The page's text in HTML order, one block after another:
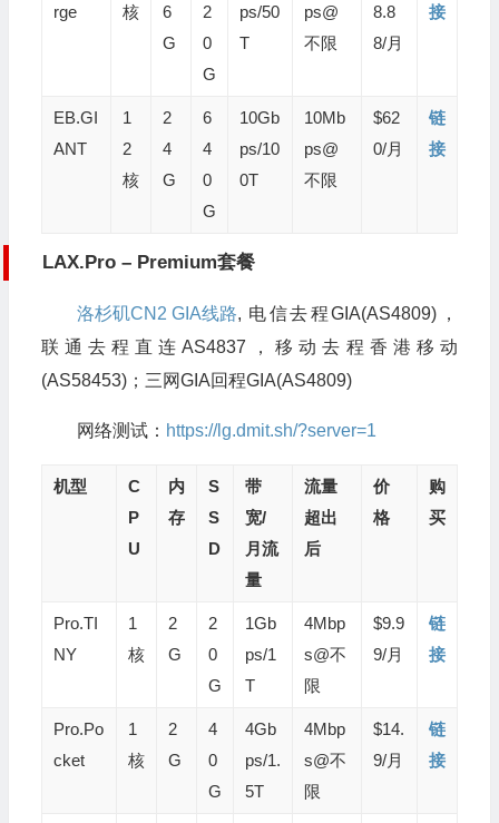
rge
核
6
G
2
0
G
ps/50
T
ps@
不限
8.8
8/月
接
EB.GI
ANT
1
2
核
2
4
G
6
4
0
G
10Gb
ps/10
0T
10Mb
ps@
不限
$62
0/月
链
接
LAX.Pro – Premium套餐
洛杉矶CN2 GIA线路, 电信去程GIA(AS4809)，
联通去程直连AS4837，移动去程香港移动
(AS58453)；三网GIA回程GIA(AS4809)
网络测试： https://lg.dmit.sh/?server=1
机型
C
P
U
内
存
S
S
D
带
宽/
月流
量
流量
超出
后
价
格
购
买
Pro.TI
NY
1
核
2
G
2
0
G
1Gb
ps/1
T
4Mbp
s@不
限
$9.9
9/月
链
接
Pro.Po
cket
1
核
2
G
4
0
G
4Gb
ps/1.
5T
4Mbp
s@不
限
$14.
9/月
链
接